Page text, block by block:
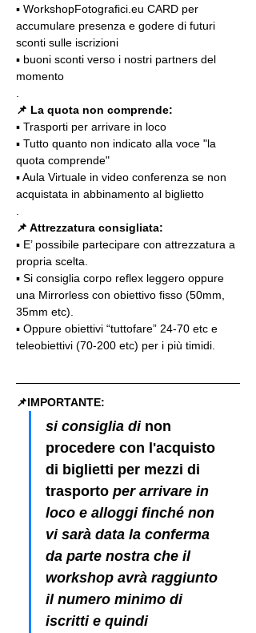
▪️ WorkshopFotografici.eu CARD per
accumulare presenza e godere di futuri
sconti sulle iscrizioni
▪️ buoni sconti verso i nostri partners del
momento
📌 La quota non comprende:
▪️ Trasporti per arrivare in loco
▪️ Tutto quanto non indicato alla voce "la
quota comprende"
▪️ Aula Virtuale in video conferenza se non
acquistata in abbinamento al biglietto
📌 Attrezzatura consigliata:
▪️ E’ possibile partecipare con attrezzatura a
propria scelta.
▪️ Si consiglia corpo reflex leggero oppure
una Mirrorless con obiettivo fisso (50mm,
35mm etc).
▪️ Oppure obiettivi “tuttofare” 24-70 etc e
teleobiettivi (70-200 etc) per i più timidi.
📌IMPORTANTE:
si consiglia di non
procedere con l'acquisto
di biglietti per mezzi di
trasporto per arrivare in
loco e alloggi finché non
vi sarà data la conferma
da parte nostra che il
workshop avrà raggiunto
il numero minimo di
iscritti e quindi